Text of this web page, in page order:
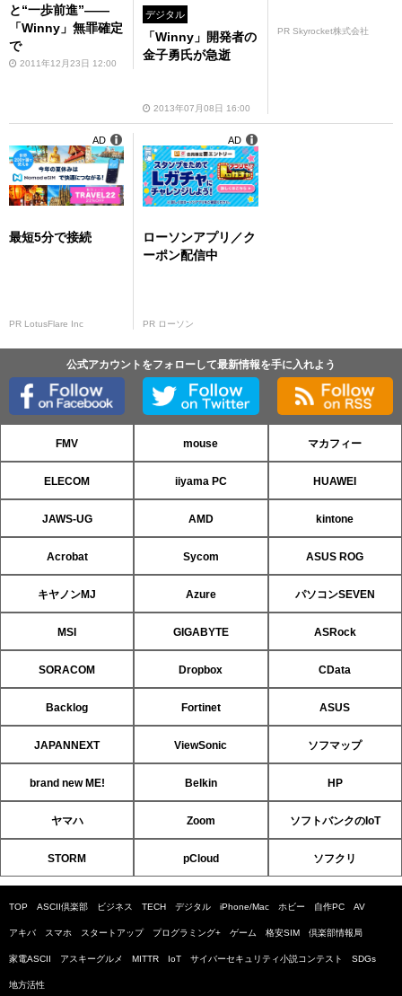
と“一歩前進”――
「Winny」無罪確定
で
2011年12月23日 12:00
デジタル
「Winny」開発者の
金子勇氏が急逝
2013年07月08日 16:00
PR Skyrocket株式会社
最短5分で接続
PR LotusFlare Inc
AD
ローソンアプリ／ク
ーポン配信中
PR ローソン
AD
公式アカウントをフォローして最新情報を手に入れよう
FMV mouse マカフィー
ELECOM iiyama PC HUAWEI
JAWS-UG AMD kintone
Acrobat Sycom ASUS ROG
キヤノンMJ Azure パソコンSEVEN
MSI GIGABYTE ASRock
SORACOM Dropbox CData
Backlog Fortinet ASUS
JAPANNEXT ViewSonic ソフマップ
brand new ME! Belkin HP
ヤマハ Zoom ソフトバンクのIoT
STORM pCloud ソフクリ
TOP ASCII倶楽部 ビジネス TECH デジタル iPhone/Mac ホビー 自作PC AV
アキバ スマホ スタートアップ プログラミング+ ゲーム 格安SIM 倶楽部情報局
家電ASCII アスキーグルメ MITTR IoT サイバーセキュリティ小説コンテスト SDGs
地方活性